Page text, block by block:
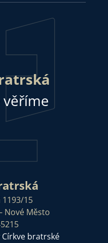
věříme
1193/15
Nové Město
bratrské